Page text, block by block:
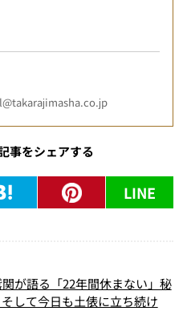
事をシェアする
LINE
が語る「22年間休まない」秘
して今日も土俵に立ち続け